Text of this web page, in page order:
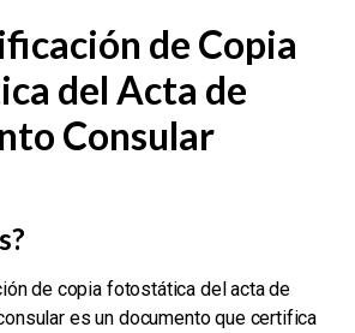
de Copia
del Acta de
Consular
de copia fotostática del acta de
es un documento que certifica